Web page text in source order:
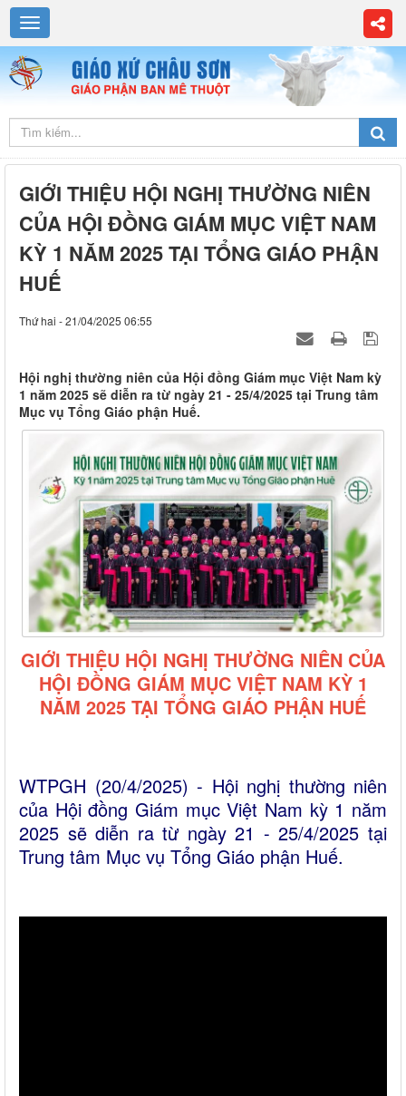
GIỚI THIỆU HỘI NGHỊ THƯỜNG NIÊN
CỦA HỘI ĐỒNG GIÁM MỤC VIỆT NAM
KỲ 1 NĂM 2025 TẠI TỔNG GIÁO PHẬN
HUẾ
Thứ hai - 21/04/2025 06:55
Hội nghị thường niên của Hội đồng Giám mục Việt Nam kỳ
1 năm 2025 sẽ diễn ra từ ngày 21 - 25/4/2025 tại Trung tâm
Mục vụ Tổng Giáo phận Huế.
GIỚI THIỆU HỘI NGHỊ THƯỜNG NIÊN CỦA
HỘI ĐỒNG GIÁM MỤC VIỆT NAM KỲ 1
NĂM 2025 TẠI TỔNG GIÁO PHẬN HUẾ
WTPGH (20/4/2025) - Hội nghị thường niên
của Hội đồng Giám mục Việt Nam kỳ 1 năm
2025 sẽ diễn ra từ ngày 21 - 25/4/2025 tại
Trung tâm Mục vụ Tổng Giáo phận Huế.